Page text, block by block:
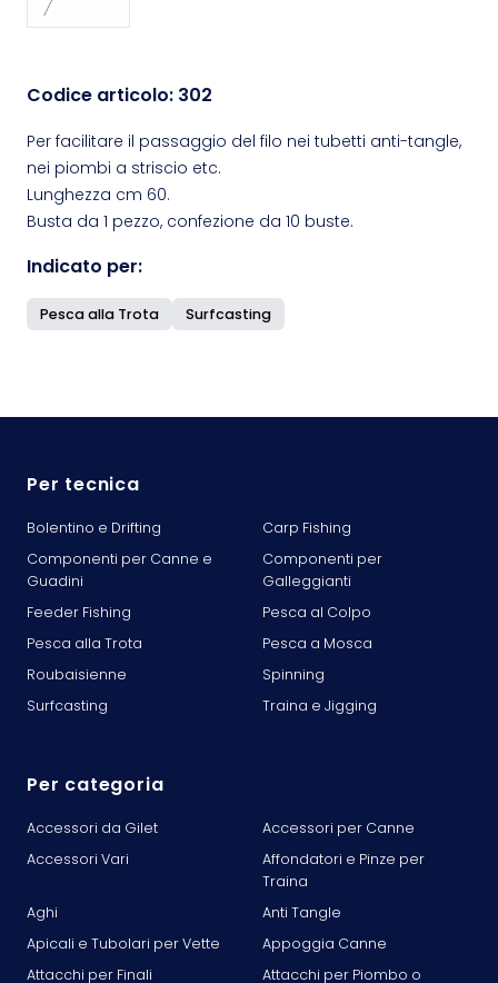
Codice articolo: 302
Per facilitare il passaggio del filo nei tubetti anti-tangle,
nei piombi a striscio etc.
Lunghezza cm 60.
Busta da 1 pezzo, confezione da 10 buste.
Indicato per:
Pesca alla Trota Surfcasting
Per tecnica
Bolentino e Drifting
Carp Fishing
Componenti per Canne e
Guadini
Componenti per
Galleggianti
Feeder Fishing
Pesca al Colpo
Pesca alla Trota
Pesca a Mosca
Roubaisienne
Spinning
Surfcasting
Traina e Jigging
Per categoria
Accessori da Gilet
Accessori per Canne
Accessori Vari
Affondatori e Pinze per
Traina
Aghi
Anti Tangle
Apicali e Tubolari per Vette
Appoggia Canne
Attacchi per Finali
Attacchi per Piombo o